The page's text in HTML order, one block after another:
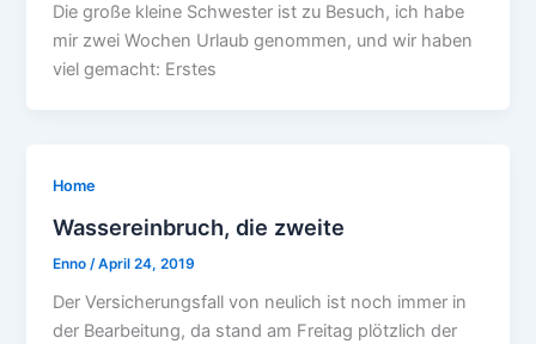
Die große kleine Schwester ist zu Besuch, ich habe
mir zwei Wochen Urlaub genommen, und wir haben
viel gemacht: Erstes
Home
Wassereinbruch, die zweite
Enno /April 24, 2019
Der Versicherungsfall von neulich ist noch immer in
der Bearbeitung, da stand am Freitag plötzlich der